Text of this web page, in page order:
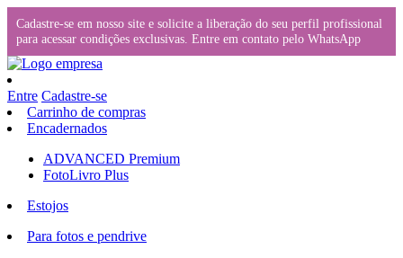
Cadastre-se em nosso site e solicite a liberação do seu perfil profissional
para acessar condições exclusivas. Entre em contato pelo WhatsApp
Entre Cadastre-se
Carrinho de compras
Encadernados
ADVANCED Premium
FotoLivro Plus
Estojos
Para fotos e pendrive